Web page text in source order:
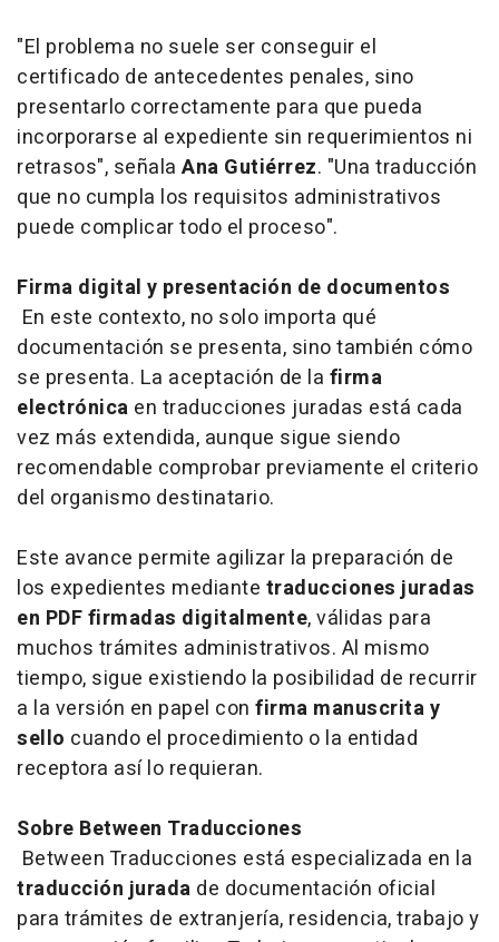
"El problema no suele ser conseguir el
certificado de antecedentes penales, sino
presentarlo correctamente para que pueda
incorporarse al expediente sin requerimientos ni
retrasos", señala Ana Gutiérrez. "Una traducción
que no cumpla los requisitos administrativos
puede complicar todo el proceso".
Firma digital y presentación de documentos
En este contexto, no solo importa qué
documentación se presenta, sino también cómo
se presenta. La aceptación de la firma
electrónica en traducciones juradas está cada
vez más extendida, aunque sigue siendo
recomendable comprobar previamente el criterio
del organismo destinatario.
Este avance permite agilizar la preparación de
los expedientes mediante traducciones juradas
en PDF firmadas digitalmente, válidas para
muchos trámites administrativos. Al mismo
tiempo, sigue existiendo la posibilidad de recurrir
a la versión en papel con firma manuscrita y
sello cuando el procedimiento o la entidad
receptora así lo requieran.
Sobre Between Traducciones
Between Traducciones está especializada en la
traducción jurada de documentación oficial
para trámites de extranjería, residencia, trabajo y